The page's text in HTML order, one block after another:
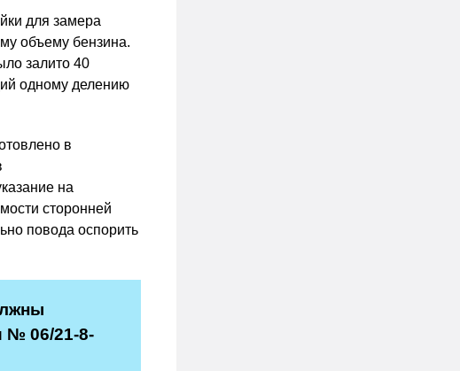
для замера
объему бензина.
залито 40
одному делению
в
на
сторонней
повода оспорить
№ 06/21-8-